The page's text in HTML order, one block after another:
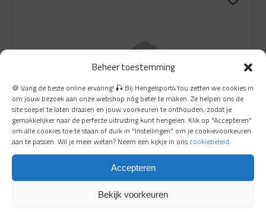
Beheer toestemming
🍪 Vang de beste online ervaring! 🎣 Bij Hengelsport4You zetten we cookies in
om jouw bezoek aan onze webshop nóg beter te maken. Ze helpen ons de
site soepel te laten draaien en jouw voorkeuren te onthouden, zodat je
gemakkelijker naar de perfecte uitrusting kunt hengelen. Klik op "Accepteren"
om alle cookies toe te staan of duik in "Instellingen" om je cookievoorkeuren
aan te passen. Wil je meer weten? Neem een kijkje in ons cookiebeleid.
Accepteren
Bekijk voorkeuren